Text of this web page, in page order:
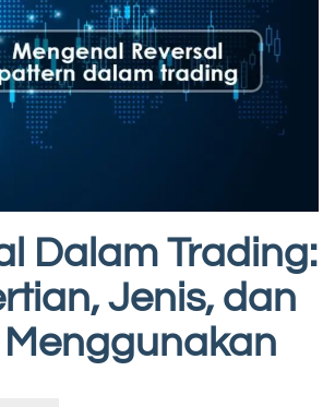
Dalam Trading:
Jenis, dan